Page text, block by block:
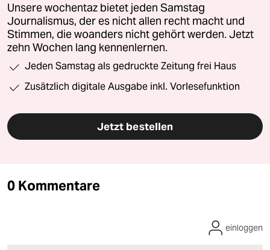
Unsere wochentaz bietet jeden Samstag
Journalismus, der es nicht allen recht macht und
Stimmen, die woanders nicht gehört werden. Jetzt
zehn Wochen lang kennenlernen.
Jeden Samstag als gedruckte Zeitung frei Haus
Zusätzlich digitale Ausgabe inkl. Vorlesefunktion
Jetzt bestellen
0 Kommentare
einloggen